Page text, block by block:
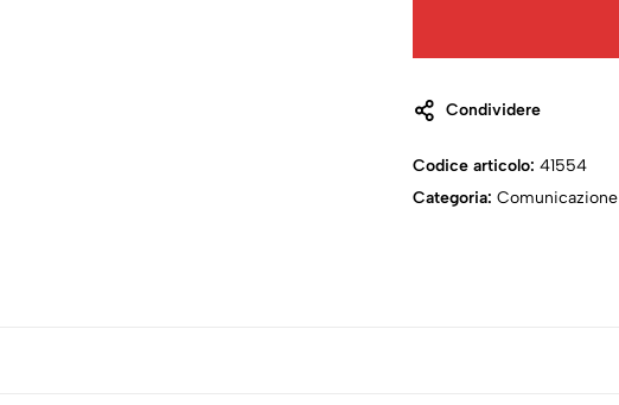
Condividere
Codice articolo: 41554
Categoria: Comunicazione